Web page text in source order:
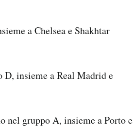
a Chelsea e Shakhtar
D, insieme a Real Madrid e
nel gruppo A, insieme a Porto e